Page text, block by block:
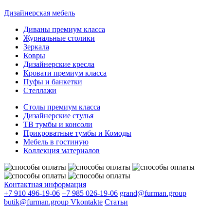
Дизайнерская мебель
Диваны премиум класса
Журнальные столики
Зеркала
Ковры
Дизайнерские кресла
Кровати премиум класса
Пуфы и банкетки
Стеллажи
Столы премиум класса
Дизайнерские стулья
ТВ тумбы и консоли
Прикроватные тумбы и Комоды
Мебель в гостиную
Коллекция материалов
Контактная информация
+7 910 496-19-06 +7 985 026-19-06 grand@furman.group
butik@furman.group Vkontakte Статьи